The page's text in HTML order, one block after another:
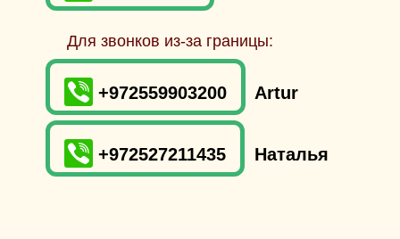
Для звонков из-за границы:
+972559903200 Artur
+972527211435 Наталья